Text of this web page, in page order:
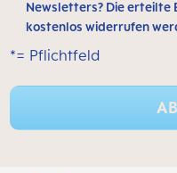
Newsletters? Die erteilte
kostenlos widerrufen
*= Pflichtfeld